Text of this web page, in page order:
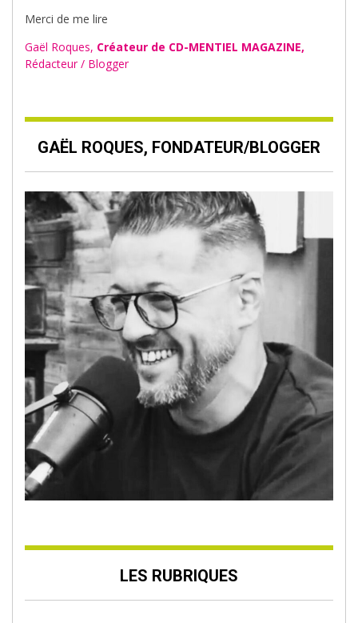
Merci de me lire
Gaël Roques, Créateur de CD-MENTIEL MAGAZINE,
Rédacteur / Blogger
GAËL ROQUES, FONDATEUR/BLOGGER
LES RUBRIQUES